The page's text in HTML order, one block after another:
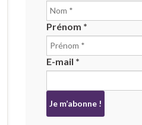
Prénom *
E-mail *